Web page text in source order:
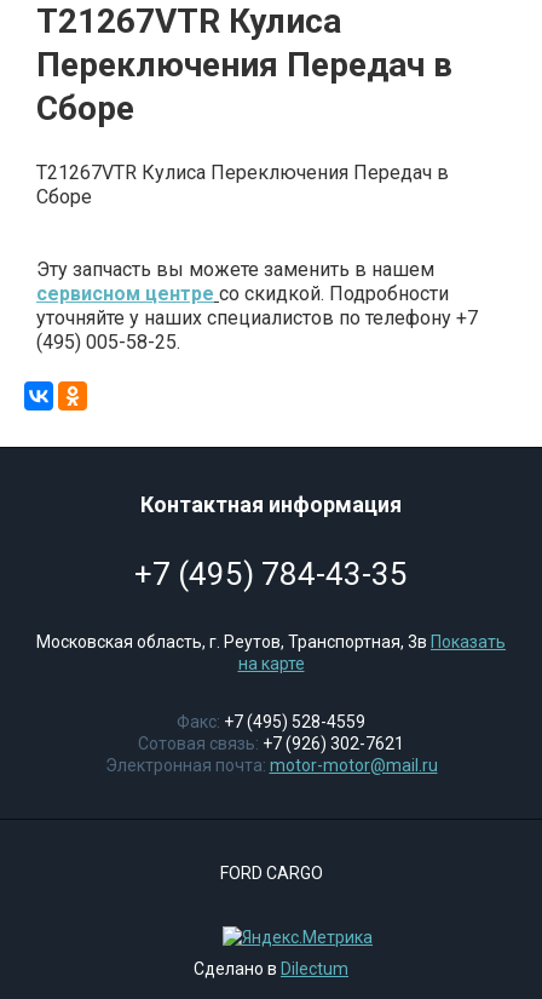
T21267VTR Кулиса
Переключения Передач в
Сборе
T21267VTR Кулиса Переключения Передач в
Сборе
Эту запчасть вы можете заменить в нашем
сервисном центре со скидкой. Подробности
уточняйте у наших специалистов по телефону +7
(495) 005-58-25.
Контактная информация
+7 (495) 784-43-35
Московская область, г. Реутов, Транспортная, 3в Показать
на карте
Факс: +7 (495) 528-4559
Сотовая связь: +7 (926) 302-7621
Электронная почта: motor-motor@mail.ru
FORD CARGO
Сделано в Dilectum